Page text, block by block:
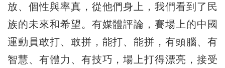
放、個性與率真，從他們身上，我們看到了民
族的未來和希望。有媒體評論，賽場上的中國
運動員敢打、敢拼，能打、能拼，有頭腦、有
智慧、有體力、有技巧，場上打得漂亮，接受